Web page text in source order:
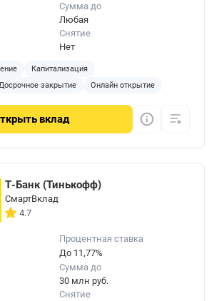
Сумма до
Любая
Снятие
Нет
Капитализация
закрытие Онлайн открытие
вклад
Т-Банк (Тинькофф)
СмартВклад
4.7
Процентная ставка
До 11,77%
Сумма до
30 млн руб.
Снятие